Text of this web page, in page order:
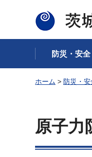
茨城県
防災・安全
ホーム > 防災・安
原子力